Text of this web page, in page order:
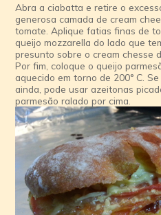
Abra a ciabatta e retire o
generosa camada de cream
tomate. Aplique fatias finas de
queijo mozzarella do lado que
presunto sobre o cream chesse
Por fim, coloque o queijo
aquecido em torno de 200° C.
ainda, pode usar azeitonas
parmesão ralado por cima.